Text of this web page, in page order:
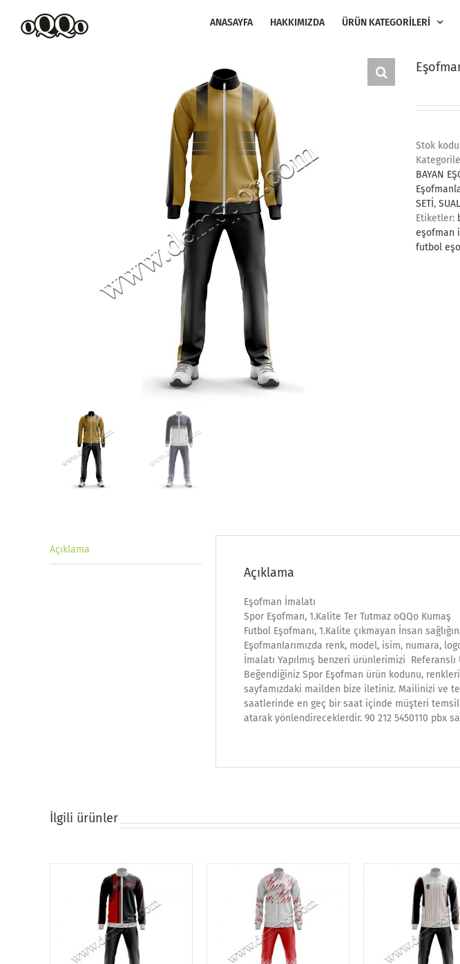
content
ANASAYFA HAKKIMIZDA ÜRÜN KATEGORİLERİ
Stok
BAYAN
SETİ,
Etiketler:
eşofman
futbol
Açıklama
Açıklama
Eşofman İmalatı
Spor Eşofman, 1.Kalite Ter Tutmaz oQQo Kumaş
Futbol Eşofmanı, 1.Kalite çıkmayan İnsan
Eşofmanlarımızda renk, model, isim, numara,
İmalatı Yapılmış benzeri ürünlerimizi
Beğendiğiniz Spor Eşofman ürün kodunu,
sayfamızdaki mailden bize iletiniz. Mailinizi ve
saatlerinde en geç bir saat içinde müşteri
atarak yönlendireceklerdir. 90 212 5450110 pbx
İlgili ürünler